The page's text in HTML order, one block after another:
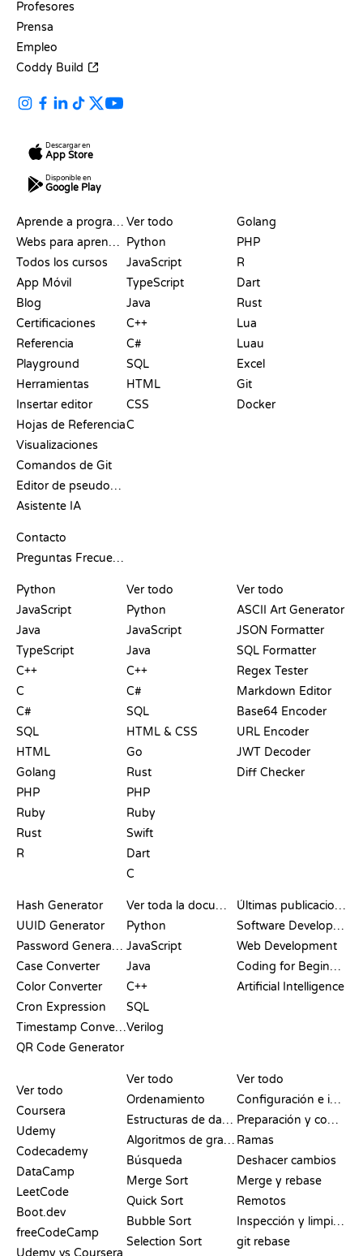
Profesores
Prensa
Empleo
Coddy Build
Descargar en
App Store
Disponible en
Google Play
Aprende a programar
Webs para aprender a programar gratis
Todos los cursos
App Móvil
Blog
Certificaciones
Referencia
Playground
Herramientas
Insertar editor
Hojas de Referencia
Visualizaciones
Comandos de Git
Editor de pseudocódigo
Asistente IA
Contacto
Preguntas Frecuentes
Ver todo
Python
JavaScript
TypeScript
Java
C++
C#
SQL
HTML
CSS
C
Golang
PHP
R
Dart
Rust
Lua
Luau
Excel
Git
Docker
Python
JavaScript
Java
TypeScript
C++
C
C#
SQL
HTML
Golang
PHP
Ruby
Rust
R
Ver todo
Python
JavaScript
Java
C++
C#
SQL
HTML & CSS
Go
Rust
PHP
Ruby
Swift
Dart
C
Ver todo
ASCII Art Generator
JSON Formatter
SQL Formatter
Regex Tester
Markdown Editor
Base64 Encoder
URL Encoder
JWT Decoder
Diff Checker
Hash Generator
UUID Generator
Password Generator
Case Converter
Color Converter
Cron Expression
Timestamp Converter
QR Code Generator
Ver toda la documentación
Python
JavaScript
Java
C++
SQL
Verilog
Últimas publicaciones
Software Development
Web Development
Coding for Beginners
Artificial Intelligence
Ver todo
Coursera
Udemy
Codecademy
DataCamp
LeetCode
Boot.dev
freeCodeCamp
Udemy vs Coursera
Ver todo
Ordenamiento
Estructuras de datos
Algoritmos de grafos
Búsqueda
Merge Sort
Quick Sort
Bubble Sort
Selection Sort
Ver todo
Configuración e inicio
Preparación y commit
Ramas
Deshacer cambios
Merge y rebase
Remotos
Inspección y limpieza
git rebase